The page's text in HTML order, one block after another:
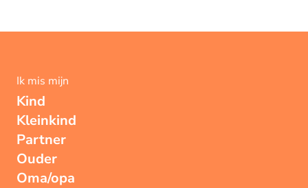
Ik mis mijn
Kind
Kleinkind
Partner
Ouder
Oma/opa